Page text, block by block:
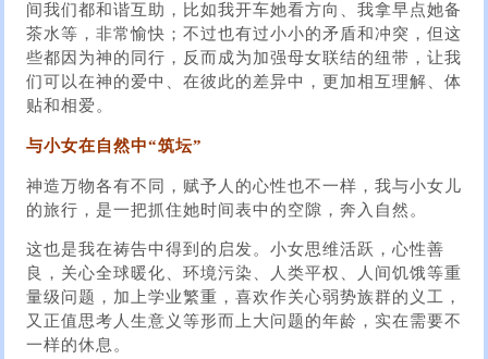
间我们都和谐互助，比如我开车她看方向、我拿早点她备
茶水等，非常愉快；不过也有过小小的矛盾和冲突，但这
些都因为神的同行，反而成为加强母女联结的纽带，让我
们可以在神的爱中、在彼此的差异中，更加相互理解、体
贴和相爱。
与小女在自然中“筑坛”
神造万物各有不同，赋予人的心性也不一样，我与小女儿
的旅行，是一把抓住她时间表中的空隙，奔入自然。
这也是我在祷告中得到的启发。小女思维活跃，心性善
良，关心全球暖化、环境污染、人类平权、人间饥饿等重
量级问题，加上学业繁重，喜欢作关心弱势族群的义工，
又正值思考人生意义等形而上大问题的年龄，实在需要不
一样的休息。